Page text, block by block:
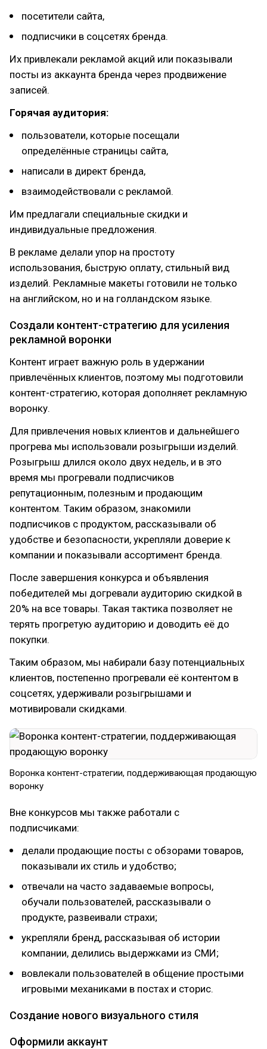
посетители сайта,
подписчики в соцсетях бренда.
Их привлекали рекламой акций или показывали
посты из аккаунта бренда через продвижение
записей.
Горячая аудитория:
пользователи, которые посещали
определённые страницы сайта,
написали в директ бренда,
взаимодействовали с рекламой.
Им предлагали специальные скидки и
индивидуальные предложения.
В рекламе делали упор на простоту
использования, быструю оплату, стильный вид
изделий. Рекламные макеты готовили не только
на английском, но и на голландском языке.
Создали контент-стратегию для усиления
рекламной воронки
Контент играет важную роль в удержании
привлечённых клиентов, поэтому мы подготовили
контент-стратегию, которая дополняет рекламную
воронку.
Для привлечения новых клиентов и дальнейшего
прогрева мы использовали розыгрыши изделий.
Розыгрыш длился около двух недель, и в это
время мы прогревали подписчиков
репутационным, полезным и продающим
контентом. Таким образом, знакомили
подписчиков с продуктом, рассказывали об
удобстве и безопасности, укрепляли доверие к
компании и показывали ассортимент бренда.
После завершения конкурса и объявления
победителей мы догревали аудиторию скидкой в
20% на все товары. Такая тактика позволяет не
терять прогретую аудиторию и доводить её до
покупки.
Таким образом, мы набирали базу потенциальных
клиентов, постепенно прогревали её контентом в
соцсетях, удерживали розыгрышами и
мотивировали скидками.
Воронка контент-стратегии, поддерживающая продающую
воронку
Вне конкурсов мы также работали с
подписчиками:
делали продающие посты с обзорами товаров,
показывали их стиль и удобство;
отвечали на часто задаваемые вопросы,
обучали пользователей, рассказывали о
продукте, развеивали страхи;
укрепляли бренд, рассказывая об истории
компании, делились выдержками из СМИ;
вовлекали пользователей в общение простыми
игровыми механиками в постах и сторис.
Создание нового визуального стиля
Оформили аккаунт